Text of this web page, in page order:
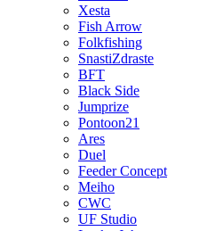
Xesta
Fish Arrow
Folkfishing
SnastiZdraste
BFT
Black Side
Jumprize
Pontoon21
Ares
Duel
Feeder Concept
Meiho
CWC
UF Studio